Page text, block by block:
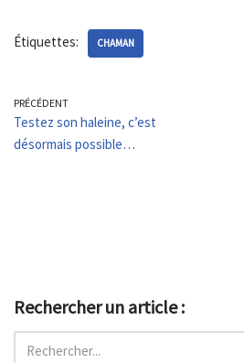
Étiquettes: CHAMAN
PRÉCÉDENT
Testez son haleine, c’est
désormais possible…
Rechercher un article :